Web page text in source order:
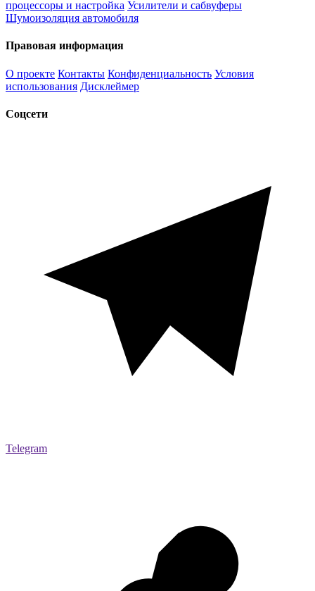
процессоры и настройка Усилители и сабвуферы
Шумоизоляция автомобиля
Правовая информация
О проекте Контакты Конфиденциальность Условия
использования Дисклеймер
Соцсети
Telegram